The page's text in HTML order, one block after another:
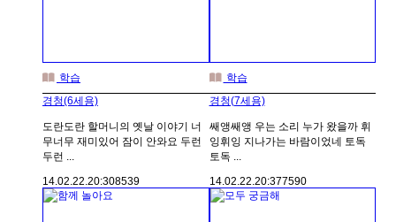
학습
경청(6세용)
도란도란 할머니의 옛날 이야기 너
무너무 재미있어 잠이 안와요 두런
두런 ...
14.02.22.20:308539
학습
경청(7세용)
쌔앵쌔앵 우는 소리 누가 왔을까 휘
잉휘잉 지나가는 바람이었네 토독
토독 ...
14.02.22.20:377590